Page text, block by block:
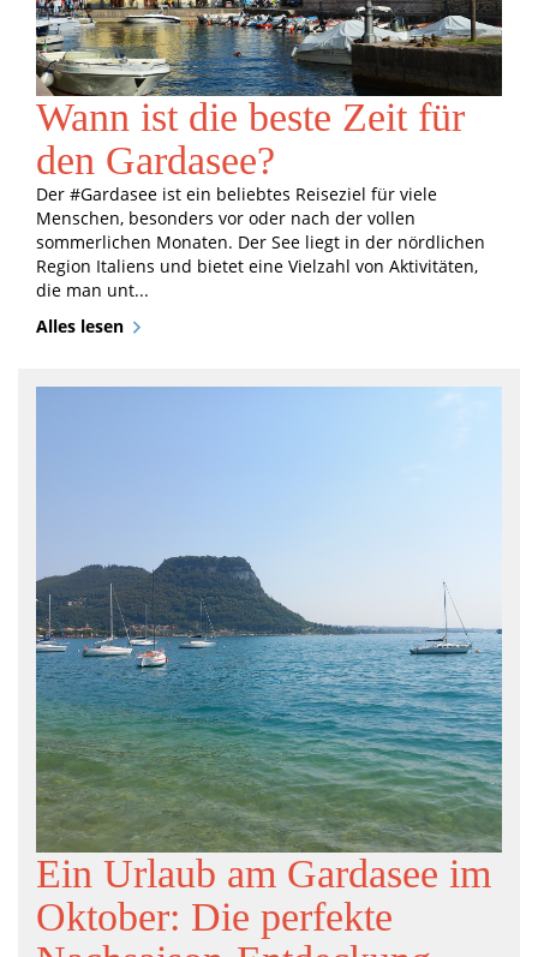
Wann ist die beste Zeit für
den Gardasee?
Der #Gardasee ist ein beliebtes Reiseziel für viele
Menschen, besonders vor oder nach der vollen
sommerlichen Monaten. Der See liegt in der nördlichen
Region Italiens und bietet eine Vielzahl von Aktivitäten,
die man unt...
Alles lesen
Ein Urlaub am Gardasee im
Oktober: Die perfekte